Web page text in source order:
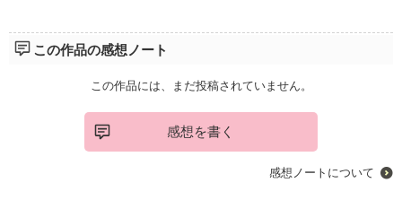
この作品の感想ノート
この作品には、まだ投稿されていません。
感想を書く
感想ノートについて